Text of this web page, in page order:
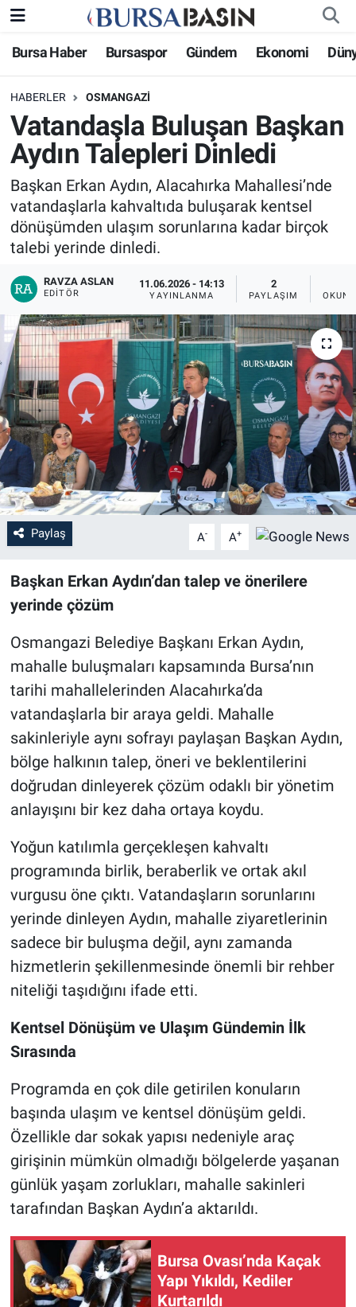
Bursa Haber Bursaspor Gündem Ekonomi
HABERLER OSMANGAZI
Vatandaşla Buluşan Başkan
Aydın Talepleri Dinledi
Başkan Erkan Aydın, Alacahırka Mahallesi’nde
vatandaşlarla kahvaltıda buluşarak kentsel
dönüşümden ulaşım sorunlarına kadar birçok
talebi yerinde dinledi.
RAVZA ASLAN
EDITÖR
11.06.2026 - 14:13
YAYINLANMA
2
PAYLAŞIM
Paylaş A- A+
Başkan Erkan Aydın’dan talep ve önerilere
yerinde çözüm
Osmangazi Belediye Başkanı Erkan Aydın,
mahalle buluşmaları kapsamında Bursa’nın
tarihi mahallelerinden Alacahırka’da
vatandaşlarla bir araya geldi. Mahalle
sakinleriyle aynı sofrayı paylaşan Başkan Aydın,
bölge halkının talep, öneri ve beklentilerini
doğrudan dinleyerek çözüm odaklı bir yönetim
anlayışını bir kez daha ortaya koydu.
Yoğun katılımla gerçekleşen kahvaltı
programında birlik, beraberlik ve ortak akıl
vurgusu öne çıktı. Vatandaşların sorunlarını
yerinde dinleyen Aydın, mahalle ziyaretlerinin
sadece bir buluşma değil, aynı zamanda
hizmetlerin şekillenmesinde önemli bir rehber
niteliği taşıdığını ifade etti.
Kentsel Dönüşüm ve Ulaşım Gündemin İlk
Sırasında
Programda en çok dile getirilen konuların
başında ulaşım ve kentsel dönüşüm geldi.
Özellikle dar sokak yapısı nedeniyle araç
girişinin mümkün olmadığı bölgelerde yaşanan
günlük yaşam zorlukları, mahalle sakinleri
tarafından Başkan Aydın’a aktarıldı.
Bursa Ovası’nda Kaçak
Yapı Yıkıldı, Kediler
Kurtarıldı
Bursa Haber
Genel
Politika
Bilim, Teknoloji
KÜLTÜR-SANAT
Gündem
Sağlık
Eğitim
Ekonomi
Dünya
Teknoloji
Magazin
Yaşam
Spor
Nöbetçi Eczaneler
Bursa Nöbetçi Eczaneler
Bursa Hava Durumu
Bursa Namaz Vakitleri
Bursa Trafik Yoğunluk Haritası
Süper Lig Puan Durumu ve Fikstür
Haber Arşivi